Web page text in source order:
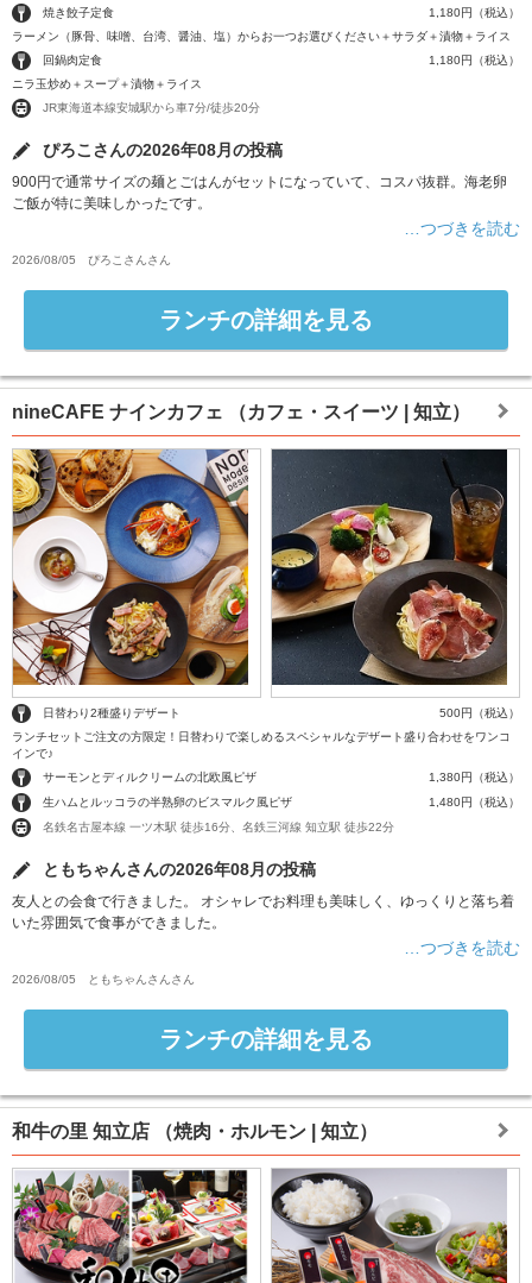
焼き餃子定食
1,180円（税込）
ラーメン（豚骨、味噌、台湾、醤油、塩）からお一つお選びください＋サラダ＋漬物＋ライス
回鍋肉定食
1,180円（税込）
ニラ玉炒め＋スープ＋漬物＋ライス
JR東海道本線安城駅から車7分/徒歩20分
ぴろこさんの2026年08月の投稿
900円で通常サイズの麺とごはんがセットになっていて、コスパ抜群。海老卵
ご飯が特に美味しかったです。
…つづきを読む
2026/08/05 ぴろこさん さん
ランチの詳細を見る
nineCAFE ナインカフェ （カフェ・スイーツ | 知立）
日替わり2種盛りデザート
500円（税込）
ランチセットご注文の方限定！日替わりで楽しめるスペシャルなデザート盛り合わせをワンコ
インで♪
サーモンとディルクリームの北欧風ピザ
1,380円（税込）
生ハムとルッコラの半熟卵のビスマルク風ピザ
1,480円（税込）
名鉄名古屋本線 一ツ木駅 徒歩16分、名鉄三河線 知立駅 徒歩22分
ともちゃんさんの2026年08月の投稿
友人との会食で行きました。 オシャレでお料理も美味しく、ゆっくりと落ち着
いた雰囲気で食事ができました。
…つづきを読む
2026/08/05 ともちゃんさん さん
ランチの詳細を見る
和牛の里 知立店 （焼肉・ホルモン | 知立）